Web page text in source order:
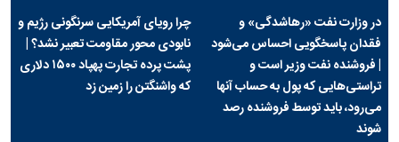
در وزارت نفت «رهاشدگی» و
فقدان پاسخگویی احساس می‌شود
| فروشنده نفت وزیر است و
تراستی‌هایی که پول به حساب آنها
می‌رود، باید توسط فروشنده رصد
شوند
چرا رویای آمریکایی سرنگونی رژیم و
نابودی محور مقاومت تعبیر نشد؟ |
پشت پرده تجارت پهپاد‌ ۱۵۰۰ دلاری
که واشنگتن را زمین زد